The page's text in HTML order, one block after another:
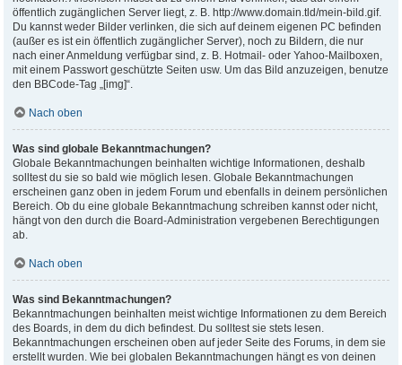
öffentlich zugänglichen Server liegt, z. B. http://www.domain.tld/mein-bild.gif.
Du kannst weder Bilder verlinken, die sich auf deinem eigenen PC befinden
(außer es ist ein öffentlich zugänglicher Server), noch zu Bildern, die nur
nach einer Anmeldung verfügbar sind, z. B. Hotmail- oder Yahoo-Mailboxen,
mit einem Passwort geschützte Seiten usw. Um das Bild anzuzeigen, benutze
den BBCode-Tag „[img]“.
Nach oben
Was sind globale Bekanntmachungen?
Globale Bekanntmachungen beinhalten wichtige Informationen, deshalb
solltest du sie so bald wie möglich lesen. Globale Bekanntmachungen
erscheinen ganz oben in jedem Forum und ebenfalls in deinem persönlichen
Bereich. Ob du eine globale Bekanntmachung schreiben kannst oder nicht,
hängt von den durch die Board-Administration vergebenen Berechtigungen
ab.
Nach oben
Was sind Bekanntmachungen?
Bekanntmachungen beinhalten meist wichtige Informationen zu dem Bereich
des Boards, in dem du dich befindest. Du solltest sie stets lesen.
Bekanntmachungen erscheinen oben auf jeder Seite des Forums, in dem sie
erstellt wurden. Wie bei globalen Bekanntmachungen hängt es von deinen